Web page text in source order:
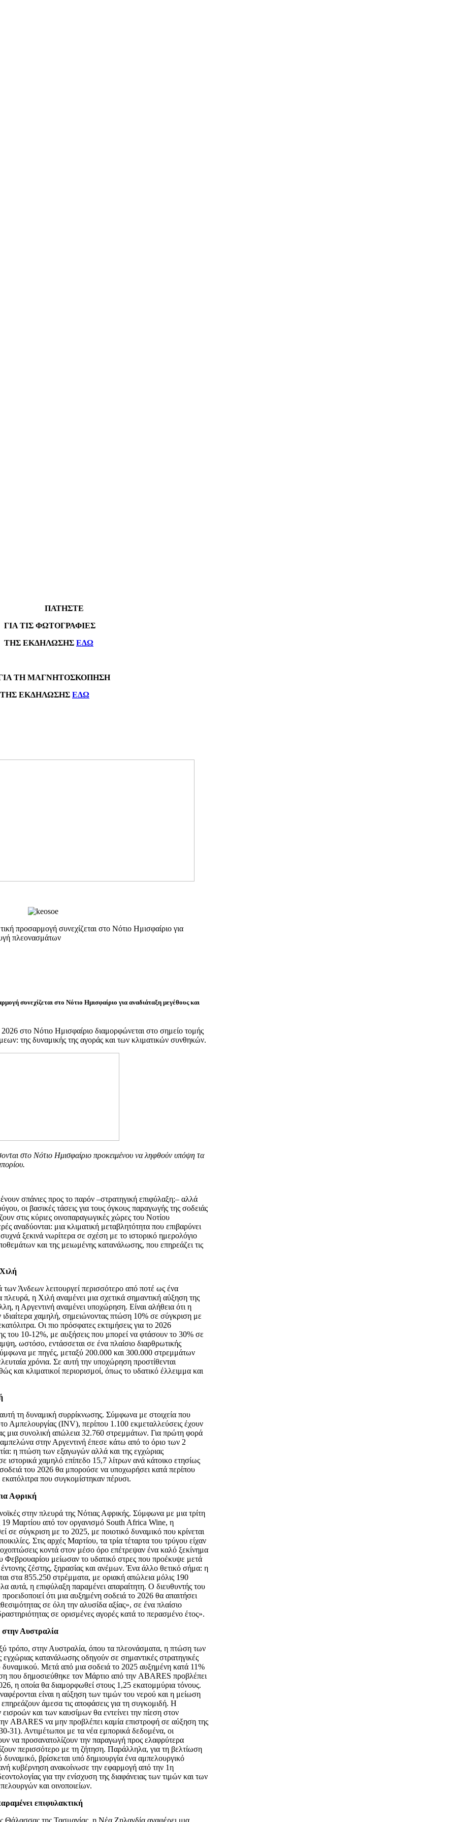
ΠΑΤΗΣΤΕ
ΤΙΣ ΦΩΤΟΓΡΑΦΙΕΣ
ΕΚΔΗΛΩΣΗΣ ΕΔΩ
ΤΗ ΜΑΓΝΗΤΟΣΚΟΠΗΣΗ
ΕΚΔΗΛΩΣΗΣ ΕΔΩ
προσαρμογή συνεχίζεται στο Νότιο Ημισφαίριο για
πλεονασμάτων
συνεχίζεται στο Νότιο Ημισφαίριο για αναδιάταξη μεγέθους και
στο Νότιο Ημισφαίριο διαμορφώνεται στο σημείο τομής
της δυναμικής της αγοράς και των κλιματικών συνθηκών.
στο Νότιο Ημισφαίριο προκειμένου να ληφθούν υπόψη τα
σπάνιες προς το παρόν –στρατηγική επιφύλαξη;– αλλά
οι βασικές τάσεις για τους όγκους παραγωγής της σοδειάς
στις κύριες οινοπαραγωγικές χώρες του Νοτίου
αναδύονται: μια κλιματική μεταβλητότητα που επιβαρύνει
ξεκινά νωρίτερα σε σχέση με το ιστορικό ημερολόγιο
και της μειωμένης κατανάλωσης, που επηρεάζει τις
Άνδεων λειτουργεί περισσότερο από ποτέ ως ένα
η Χιλή αναμένει μια σχετικά σημαντική αύξηση της
η Αργεντινή αναμένει υποχώρηση. Είναι αλήθεια ότι η
χαμηλή, σημειώνοντας πτώση 10% σε σύγκριση με
Οι πιο πρόσφατες εκτιμήσεις για το 2026
του 10-12%, με αυξήσεις που μπορεί να φτάσουν το 30% σε
ωστόσο, εντάσσεται σε ένα πλαίσιο διαρθρωτικής
με πηγές, μεταξύ 200.000 και 300.000 στρεμμάτων
χρόνια. Σε αυτή την υποχώρηση προστίθενται
και κλιματικοί περιορισμοί, όπως το υδατικό έλλειμμα και
τη δυναμική συρρίκνωσης. Σύμφωνα με στοιχεία που
Αμπελουργίας (INV), περίπου 1.100 εκμεταλλεύσεις έχουν
μια συνολική απώλεια 32.760 στρεμμάτων. Για πρώτη φορά
στην Αργεντινή έπεσε κάτω από το όριο των 2
η πτώση των εξαγωγών αλλά και της εγχώριας
ιστορικά χαμηλό επίπεδο 15,7 λίτρων ανά κάτοικο ετησίως
του 2026 θα μπορούσε να υποχωρήσει κατά περίπου
που συγκομίστηκαν πέρυσι.
Αφρική
στην πλευρά της Νότιας Αφρικής. Σύμφωνα με μια τρίτη
19 Μαρτίου από τον οργανισμό South Africa Wine, η
σε σύγκριση με το 2025, με ποιοτικό δυναμικό που κρίνεται
Στις αρχές Μαρτίου, τα τρία τέταρτα του τρύγου είχαν
κοντά στον μέσο όρο επέτρεψαν ένα καλό ξεκίνημα
Φεβρουαρίου μείωσαν το υδατικό στρες που προέκυψε μετά
ζέστης, ξηρασίας και ανέμων. Ένα άλλο θετικό σήμα: η
στα 855.250 στρέμματα, με οριακή απώλεια μόλις 190
αυτά, η επιφύλαξη παραμένει απαραίτητη. Ο διευθυντής του
ότι μια αυξημένη σοδειά το 2026 θα απαιτήσει
σε όλη την αλυσίδα αξίας», σε ένα πλαίσιο
σε ορισμένες αγορές κατά το περασμένο έτος».
Αυστραλία
τρόπο, στην Αυστραλία, όπου τα πλεονάσματα, η πτώση των
κατανάλωσης οδηγούν σε σημαντικές στρατηγικές
Μετά από μια σοδειά το 2025 αυξημένη κατά 11%
που δημοσιεύθηκε τον Μάρτιο από την ABARES προβλέπει
η οποία θα διαμορφωθεί στους 1,25 εκατομμύρια τόνους.
είναι η αύξηση των τιμών του νερού και η μείωση
άμεσα τις αποφάσεις για τη συγκομιδή. Η
και των καυσίμων θα εντείνει την πίεση στον
ABARES να μην προβλέπει καμία επιστροφή σε αύξηση της
31). Αντιμέτωποι με τα νέα εμπορικά δεδομένα, οι
να προσανατολίζουν την παραγωγή προς ελαφρύτερα
περισσότερο με τη ζήτηση. Παράλληλα, για τη βελτίωση
βρίσκεται υπό δημιουργία ένα αμπελουργικό
κυβέρνηση ανακοίνωσε την εφαρμογή από την 1η
για την ενίσχυση της διαφάνειας των τιμών και των
και οινοποιείων.
επιφυλακτική
Θάλασσας της Τασμανίας, η Νέα Ζηλανδία αναφέρει μια